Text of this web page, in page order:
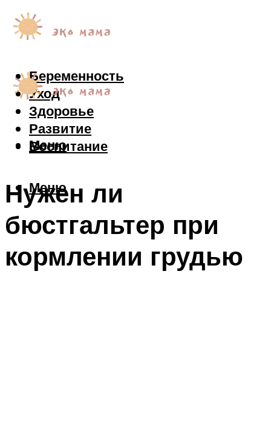
Беременность
Уход
Здоровье
Развитие
Воспитание
Меню
Меню
Нужен ли
бюстгальтер при
кормлении грудью